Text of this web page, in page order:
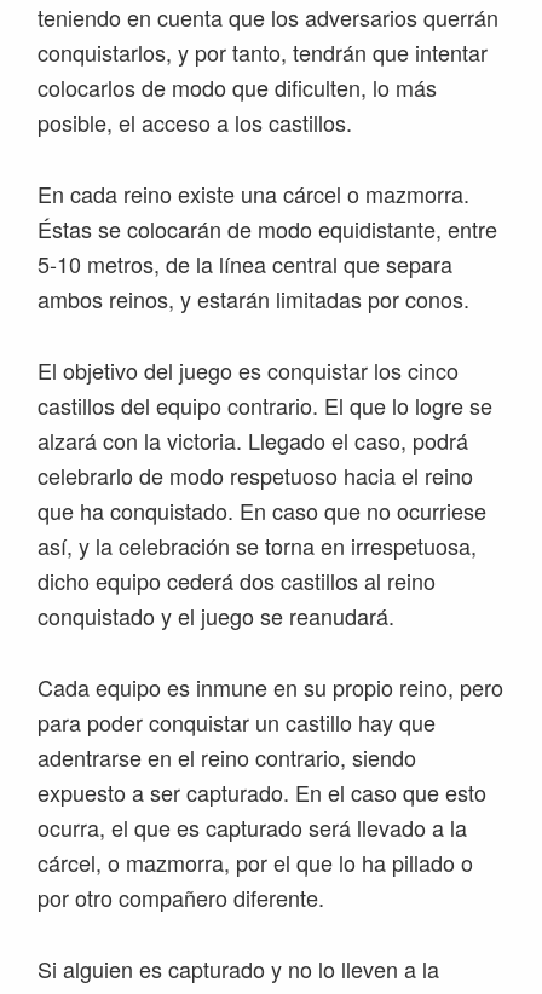
teniendo en cuenta que los adversarios querrán
conquistarlos, y por tanto, tendrán que intentar
colocarlos de modo que dificulten, lo más
posible, el acceso a los castillos.
En cada reino existe una cárcel o mazmorra.
Éstas se colocarán de modo equidistante, entre
5-10 metros, de la línea central que separa
ambos reinos, y estarán limitadas por conos.
El objetivo del juego es conquistar los cinco
castillos del equipo contrario. El que lo logre se
alzará con la victoria. Llegado el caso, podrá
celebrarlo de modo respetuoso hacia el reino
que ha conquistado. En caso que no ocurriese
así, y la celebración se torna en irrespetuosa,
dicho equipo cederá dos castillos al reino
conquistado y el juego se reanudará.
Cada equipo es inmune en su propio reino, pero
para poder conquistar un castillo hay que
adentrarse en el reino contrario, siendo
expuesto a ser capturado. En el caso que esto
ocurra, el que es capturado será llevado a la
cárcel, o mazmorra, por el que lo ha pillado o
por otro compañero diferente.
Si alguien es capturado y no lo lleven a la